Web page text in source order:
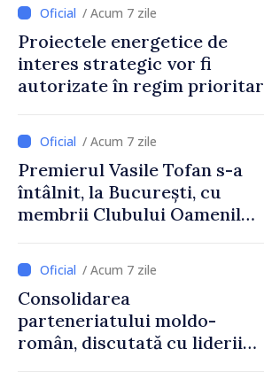
/ Acum 7 zile
Proiectele energetice de
interes strategic vor fi
autorizate în regim prioritar
/ Acum 7 zile
Premierul Vasile Tofan s-a
întâlnit, la București, cu
membrii Clubului Oamenilor
/ Acum 7 zile
Consolidarea
parteneriatului moldo-
român, discutată cu liderii